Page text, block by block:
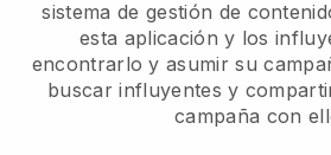
sistema de gestión de
esta aplicación y los
encontrarlo y asumir su
buscar influyentes y
campaña con